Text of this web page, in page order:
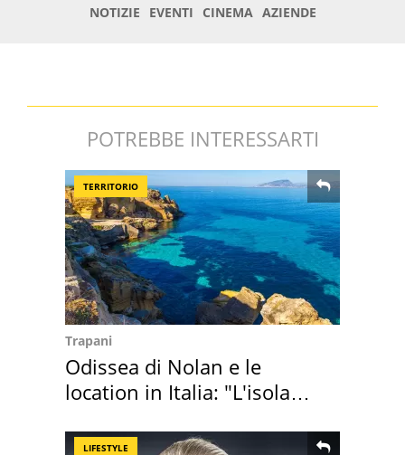
POTREBBE INTERESSARTI
TERRITORIO
Trapani
Odissea di Nolan e le
location in Italia: "L'isola
LIFESTYLE